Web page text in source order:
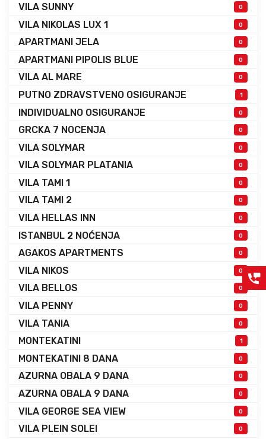
VILA SUNNY 0
VILA NIKOLAS LUX 1 0
APARTMANI JELA 0
APARTMANI PIPOLIS BLUE 0
VILA AL MARE 0
PUTNO ZDRAVSTVENO OSIGURANJE 1
INDIVIDUALNO OSIGURANJE 0
GRCKA 7 NOCENJA 0
VILA SOLYMAR 0
VILA SOLYMAR PLATANIA 0
VILA TAMI 1 0
VILA TAMI 2 0
VILA HELLAS INN 0
ISTANBUL 2 NOĆENJA 0
AGAKOS APARTMENTS 0
VILA NIKOS 0
VILA BELLOS 0
VILA PENNY 0
VILA TANIA 0
MONTEKATINI 1
MONTEKATINI 8 DANA 0
AZURNA OBALA 9 DANA 0
AZURNA OBALA 9 DANA 0
VILA GEORGE SEA VIEW 0
VILA PLEIN SOLEI 0